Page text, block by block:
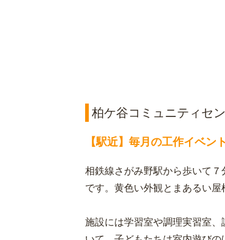
柏ケ谷コミュニティセ
【駅近】毎月の工作イベン
相鉄線さがみ野駅から歩いて
です。黄色い外観とまあるい屋
施設には学習室や調理実習室